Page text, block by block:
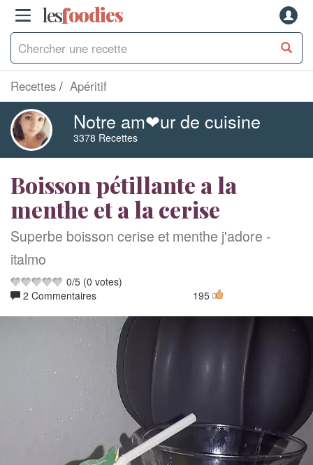
lesfoodies
Recettes Apéritif
Notre am❤ur de cuisine
3378 Recettes
Boisson pétillante a la
menthe et a la cerise
Superbe boisson cerise et menthe j'adore -
italmo
0/5 (0 votes)
2 Commentaires
195